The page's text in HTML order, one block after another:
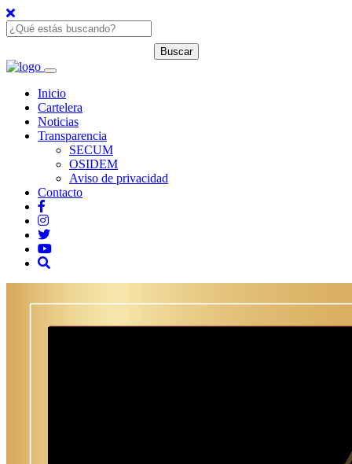
Inicio
Cartelera
Noticias
Transparencia
SECUM
OSIDEM
Aviso de privacidad
Contacto